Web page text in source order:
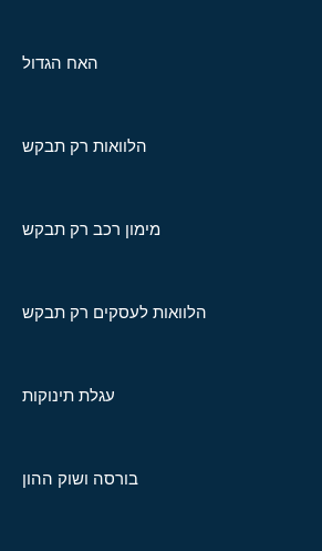
האח הגדול
הלוואות רק תבקש
מימון רכב רק תבקש
הלוואות לעסקים רק תבקש
עגלת תינוקות
בורסה ושוק ההון